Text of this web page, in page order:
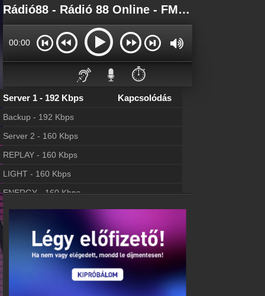
Főoldal
Bejelentkezés
Hozz létre saját fiókot!
Most szól
Archívum
Rádió88 korábbi adásai
Rádió88 webkamera, élőkép
Hírek
Rádiós partnerek
Rádió beágyazás
Online rádió készítés
Rádió88 - Rádió 88 Online - FM 95.4
00:00
⏱️
Server 1 - 192 Kbps Kapcsolódás
Backup - 192 Kbps
Server 2 - 160 Kbps
REPLAY - 160 Kbps
LIGHT - 160 Kbps
ENERGY - 160 Kbps